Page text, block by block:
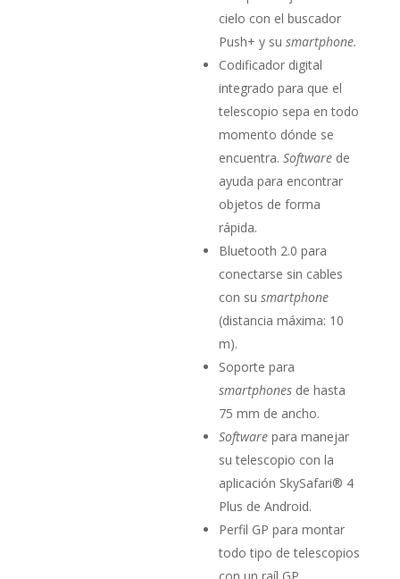
cielo con el buscador
Push+ y susmartphone.
Codificador digital
integrado para que el
telescopio sepa en todo
momento dónde se
encuentra.Software de
ayuda para encontrar
objetos de forma
rápida.
Bluetooth 2.0 para
conectarse sin cables
con susmartphone
(distancia máxima: 10
m).
Soporte para
smartphones de hasta
75 mm de ancho.
Software para manejar
su telescopio con la
aplicación SkySafari® 4
Plus de Android.
Perfil GP para montar
todo tipo de telescopios